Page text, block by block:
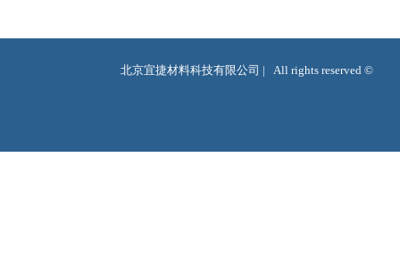
北京宜捷材料科技有限公司 |   All rights reserved ©